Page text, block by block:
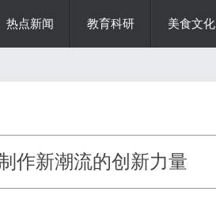
热点新闻 教育科研 美食文化
作新潮流的创新力量